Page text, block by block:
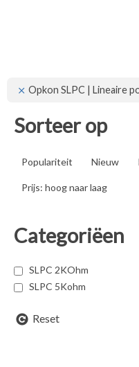
Opkon SLPC | Lineaire
Sorteer op
Populariteit Nieuw
Prijs: hoog naar laag
Categoriëen
SLPC 2KOhm
SLPC 5Kohm
Reset